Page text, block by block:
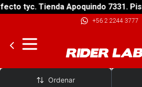
tyc. Tienda Apoquindo 7331.
+56 2 2244 3777
Buffalo
Ordenar